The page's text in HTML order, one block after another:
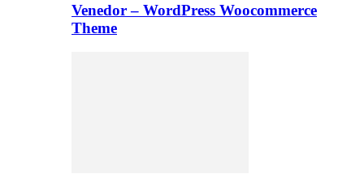
Venedor – WordPress Woocommerce
Theme